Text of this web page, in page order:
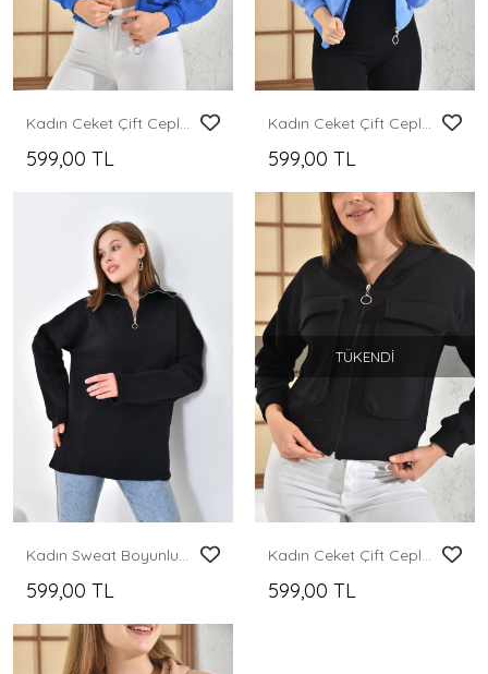
Kadın Ceket Çift Cepli Bel Boy Fermuarlı Şardonlu Ceket Saks - D005
599,00 TL
Kadın Ceket Çift Cepli Bel Boy Fermuarlı Şardonlu Ceket Bebe Mavi - D005
599,00 TL
Kadın Sweat Boyunlu ve Yakası Fermuarlı Şardonlu Sweat Siyah - D007
599,00 TL
TÜKENDI
Kadın Ceket Çift Cepli Bel Boy Fermuarlı Şardonlu Ceket Siyah - D005
599,00 TL